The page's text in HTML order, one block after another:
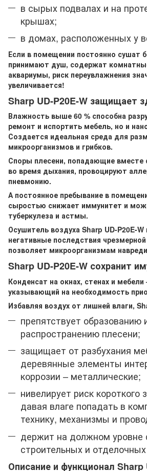
в сырых подвалах и на
крышах;
в домах, расположенных у
Если в помещении постоянно сушат
принимают душ, содержат
аквариумы, риск переувлажнения
увеличивается!
Sharp UD-P20E-W защищает
Влажность выше 60 % способна
ремонт и испортить мебель, но и
Создается идеальная среда для
микроорганизмов и грибков.
Споры плесени, попадающие вместе
во время дыхания, провоцируют
пневмонию.
А постоянное пребывание в
сыростью снижает иммунитет и
туберкулеза и астмы.
Осушитель воздуха Sharp UD-P20E-
негативные последствия
позволяет микроорганизмам
Sharp UD-P20E-W сохранит
Конденсат на окнах, стенах и
указывающий на необходимость
Избавляя воздух от лишней влаги,
препятствует образованию
распространению плесени;
защищает от разбухания
деревянные элементы
коррозии – металлические;
нивелирует риск короткого
давая влаге попадать в
технику, механизмы и
держит на должном уровне
строительных и
Описание и функционал Sharp